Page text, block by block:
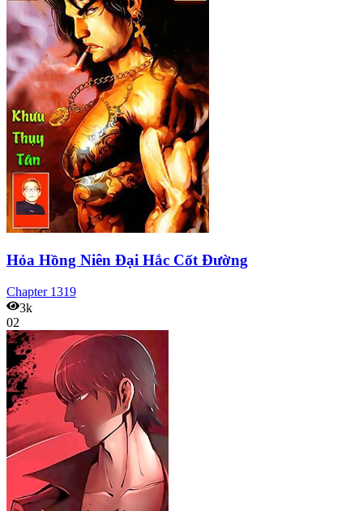
Hỏa Hồng Niên Đại Hắc Cốt Đường
Chapter 1319
3k
02